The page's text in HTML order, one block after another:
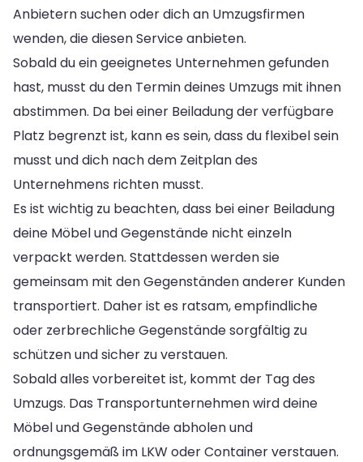
Anbietern suchen oder dich an Umzugsfirmen
wenden, die diesen Service anbieten.
Sobald du ein geeignetes Unternehmen gefunden
hast, musst du den Termin deines Umzugs mit ihnen
abstimmen. Da bei einer Beiladung der verfügbare
Platz begrenzt ist, kann es sein, dass du flexibel sein
musst und dich nach dem Zeitplan des
Unternehmens richten musst.
Es ist wichtig zu beachten, dass bei einer Beiladung
deine Möbel und Gegenstände nicht einzeln
verpackt werden. Stattdessen werden sie
gemeinsam mit den Gegenständen anderer Kunden
transportiert. Daher ist es ratsam, empfindliche
oder zerbrechliche Gegenstände sorgfältig zu
schützen und sicher zu verstauen.
Sobald alles vorbereitet ist, kommt der Tag des
Umzugs. Das Transportunternehmen wird deine
Möbel und Gegenstände abholen und
ordnungsgemäß im LKW oder Container verstauen.